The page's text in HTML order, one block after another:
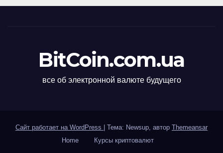
BitCoin.com.ua
все об электронной валюте будущего
Сайт работает на WordPress Тема: Newsup, автор Themeansar
Home
Курсы криптовалют